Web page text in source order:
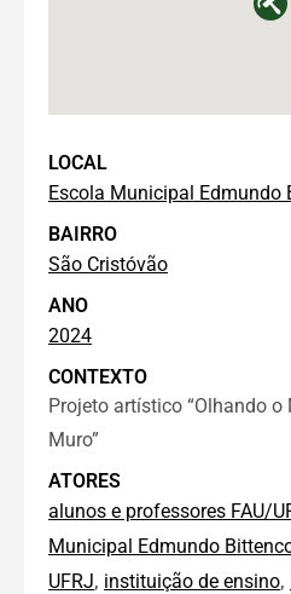
LOCAL
Escola Municipal Edmundo
BAIRRO
São Cristóvão
ANO
2024
CONTEXTO
Projeto artístico “Olhando
Muro”
ATORES
alunos e professores FAU/
Municipal Edmundo
UFRJ, instituição de ensino,